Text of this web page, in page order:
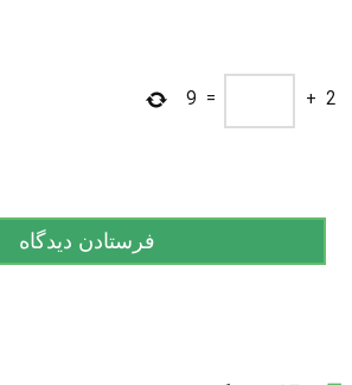
2
+
=
9